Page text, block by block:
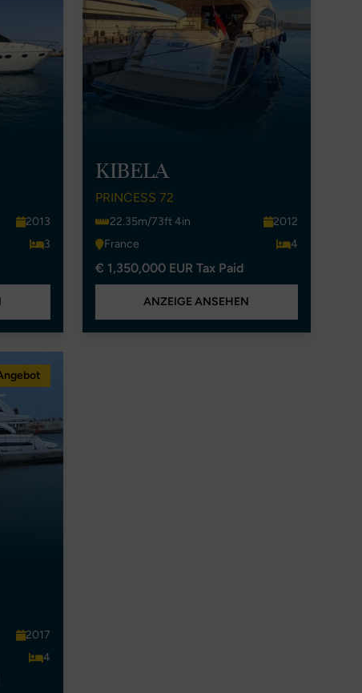
2013
3
KIBELA
PRINCESS 72
22.35m/73ft 4in
2012
France
4
€ 1,350,000 EUR Tax Paid
ANZEIGE ANSEHEN
2017
4